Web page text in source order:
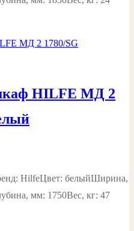
HILFE МД 2
HilfeЦвет: белыйШирина,
мм: 1750Вес, кг: 47